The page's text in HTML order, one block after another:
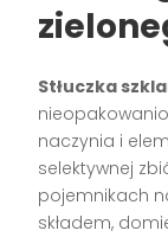
Stłuczka
naczynia i
selektywnej
pojemnikach
składem,